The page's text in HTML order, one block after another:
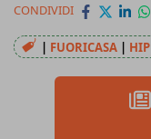
CONDIVIDI
| FUORICASA | HIP